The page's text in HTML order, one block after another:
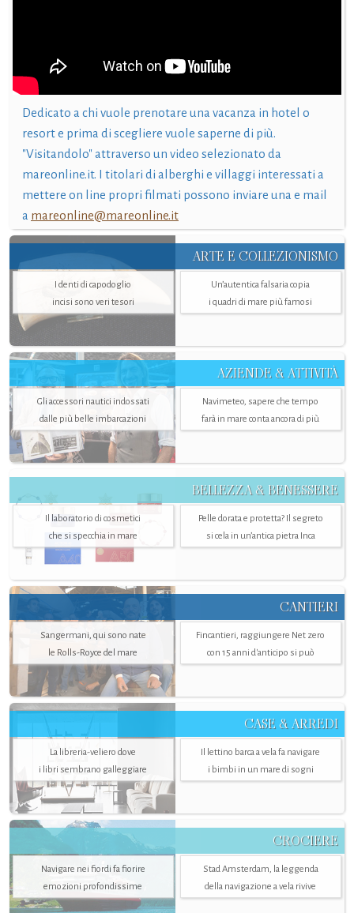
Dedicato a chi vuole prenotare una vacanza in hotel o
resort e prima di scegliere vuole saperne di più.
"Visitandolo" attraverso un video selezionato da
mareonline.it. I titolari di alberghi e villaggi interessati a
mettere on line propri filmati possono inviare una e mail
a mareonline@mareonline.it
ARTE E COLLEZIONISMO
I denti di capodoglio
incisi sono veri tesori
Un’autentica falsaria copia
i quadri di mare più famosi
AZIENDE & ATTIVITÀ
Gli accessori nautici indossati
dalle più belle imbarcazioni
Navimeteo, sapere che tempo
farà in mare conta ancora di più
BELLEZZA & BENESSERE
Il laboratorio di cosmetici
che si specchia in mare
Pelle dorata e protetta? Il segreto
si cela in un’antica pietra Inca
CANTIERI
Sangermani, qui sono nate
le Rolls-Royce del mare
Fincantieri, raggiungere Net zero
con 15 anni d'anticipo si può
CASE & ARREDI
La libreria-veliero dove
i libri sembrano galleggiare
Il lettino barca a vela fa navigare
i bimbi in un mare di sogni
CROCIERE
Navigare nei fiordi fa fiorire
emozioni profondissime
Stad Amsterdam, la leggenda
della navigazione a vela rivive